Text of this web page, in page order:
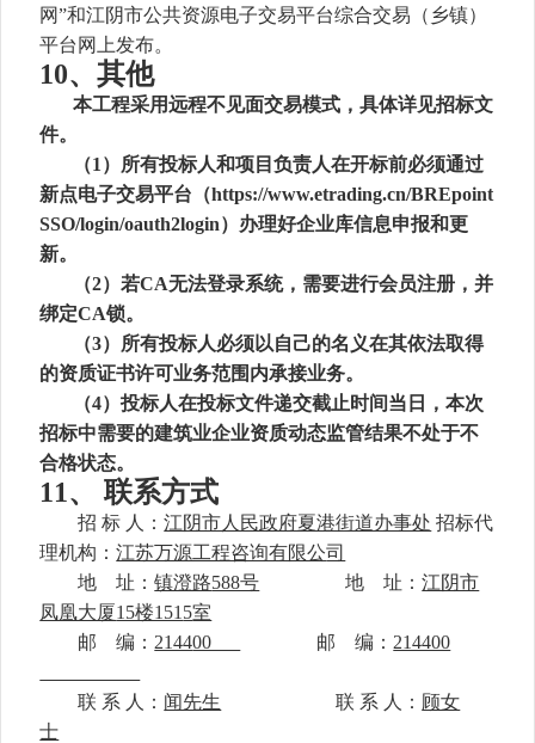
网”和江阴市公共资源电子交易平台综合交易（乡镇）
平台网上发布。
10、其他
本工程采用远程不见面交易模式，具体详见招标文
件。
（1）所有投标人和项目负责人在开标前必须通过
新点电子交易平台（https://www.etrading.cn/BREpoint
SSO/login/oauth2login）办理好企业库信息申报和更
新。
（2）若CA无法登录系统，需要进行会员注册，并
绑定CA锁。
（3）所有投标人必须以自己的名义在其依法取得
的资质证书许可业务范围内承接业务。
（4）投标人在投标文件递交截止时间当日，本次
招标中需要的建筑业企业资质动态监管结果不处于不
合格状态。
11、 联系方式
招标 人：江阴市人民政府夏港街道办事处 招标代
理机构：江苏万源工程咨询有限公司
地址：镇澄路588号 地址 ：江阴市
凤凰大厦15楼151 5室
邮编： 214400 邮编： 214400
联 系 人： 闻先生 联 系 人： 顾女
士